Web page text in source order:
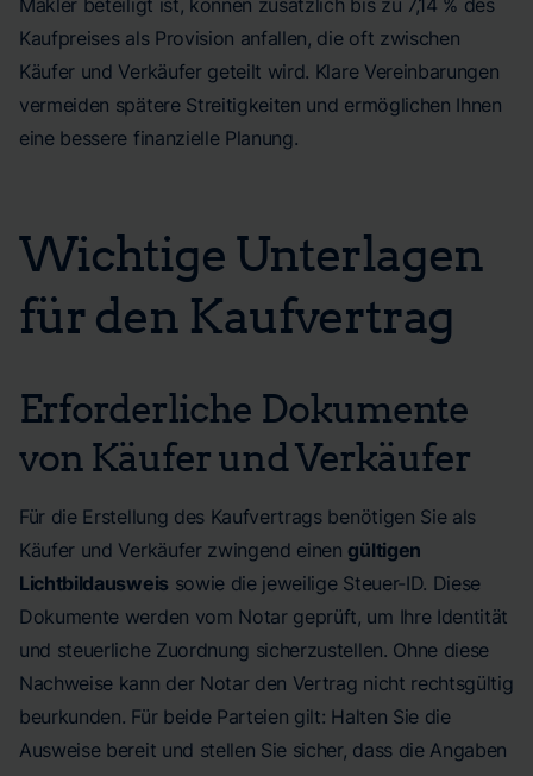
Makler beteiligt ist, können zusätzlich bis zu 7,14 % des
Kaufpreises als Provision anfallen, die oft zwischen
Käufer und Verkäufer geteilt wird. Klare Vereinbarungen
vermeiden spätere Streitigkeiten und ermöglichen Ihnen
eine bessere finanzielle Planung.
Wichtige Unterlagen
für den Kaufvertrag
Erforderliche Dokumente
von Käufer und Verkäufer
Für die Erstellung des Kaufvertrags benötigen Sie als
Käufer und Verkäufer zwingend einen gültigen
Lichtbildausweis sowie die jeweilige Steuer-ID. Diese
Dokumente werden vom Notar geprüft, um Ihre Identität
und steuerliche Zuordnung sicherzustellen. Ohne diese
Nachweise kann der Notar den Vertrag nicht rechtsgültig
beurkunden. Für beide Parteien gilt: Halten Sie die
Ausweise bereit und stellen Sie sicher, dass die Angaben